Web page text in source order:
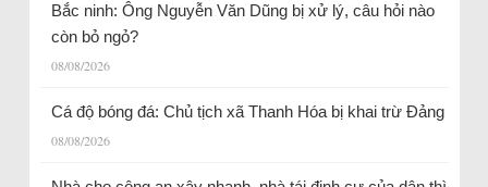
Bắc ninh: Ông Nguyễn Văn Dũng bị xử lý, câu hỏi nào
còn bỏ ngỏ?
08/08/2026
Cá độ bóng đá: Chủ tịch xã Thanh Hóa bị khai trừ Đảng
08/08/2026